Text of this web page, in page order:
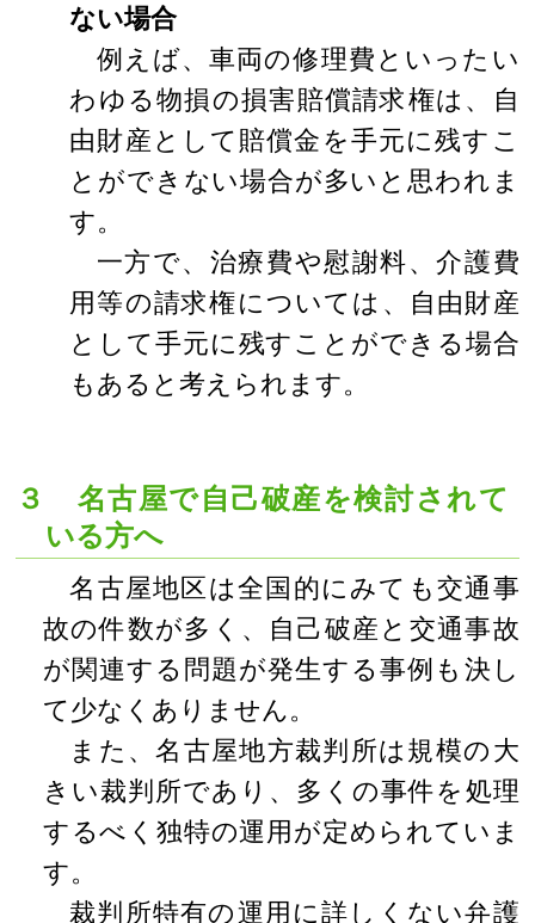
ない場合
例えば、車両の修理費といったい
わゆる物損の損害賠償請求権は、自
由財産として賠償金を手元に残すこ
とができない場合が多いと思われま
す。
一方で、治療費や慰謝料、介護費
用等の請求権については、自由財産
として手元に残すことができる場合
もあると考えられます。
３ 名古屋で自己破産を検討されて
いる方へ
名古屋地区は全国的にみても交通事
故の件数が多く、自己破産と交通事故
が関連する問題が発生する事例も決し
て少なくありません。
また、名古屋地方裁判所は規模の大
きい裁判所であり、多くの事件を処理
するべく独特の運用が定められていま
す。
裁判所特有の運用に詳しくない弁護